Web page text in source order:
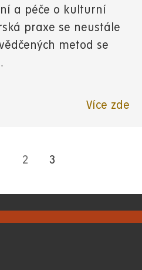
a péče o kulturní
praxe se neustále
metod se
Více zde
Page
2
Aktuální
3